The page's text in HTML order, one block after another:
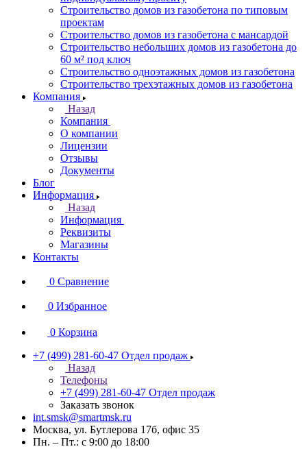
Строительство домов из газобетона по типовым
проектам
Строительство домов из газобетона с мансардой
Строительство небольших домов из газобетона до
60 м² под ключ
Строительство одноэтажных домов из газобетона
Строительство трехэтажных домов из газобетона
Компания
Назад
Компания
О компании
Лицензии
Отзывы
Документы
Блог
Информация
Назад
Информация
Реквизиты
Магазины
Контакты
0 Сравнение
0 Избранное
0 Корзина
+7 (499) 281-60-47 Отдел продаж
Назад
Телефоны
+7 (499) 281-60-47 Отдел продаж
Заказать звонок
int.smsk@smartmsk.ru
Москва, ул. Бутлерова 17б, офис 35
Пн. – Пт.: с 9:00 до 18:00